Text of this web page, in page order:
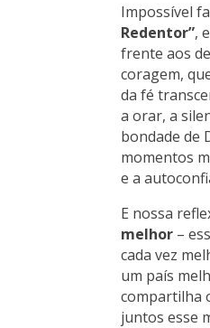
Impossível
Redentor”,
frente aos
coragem,
da fé
a orar, a
bondade de
momentos
e a
E nossa
melhor –
cada vez
um país
compartilha
juntos esse